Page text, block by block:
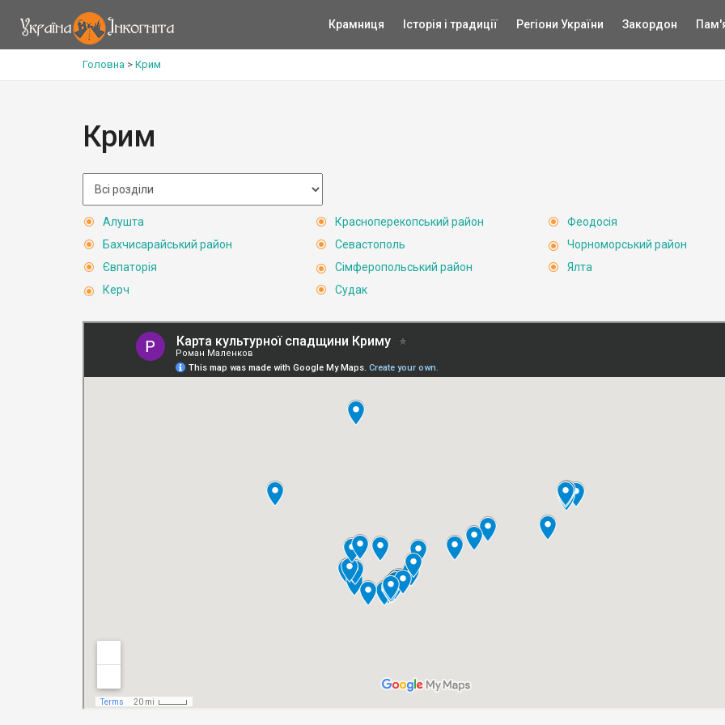
Крамниця Історія і традиції Регіони України Закордон
Головна > Крим
Крим
Алушта
Бахчисарайський район
Євпаторія
Керч
Красноперекопський район
Севастополь
Сімферопольський район
Судак
Феодосія
Чорноморський район
Ялта